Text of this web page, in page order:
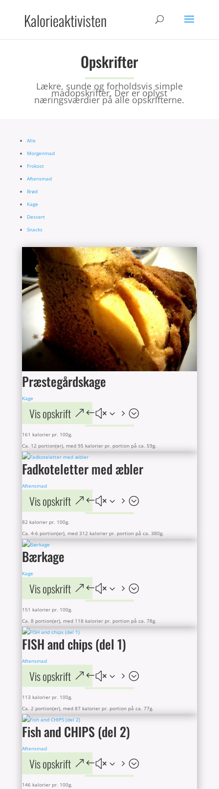
Kalorieaktivisten
Opskrifter
Lækre, sunde og forholdsvis simple
madopskrifter. Der er oplyst
næringsværdier på alle opskrifterne.
Alle
Morgenmad
Frokost
Aftensmad
Brød
Kage
Dessert
Snacks
Præstegårdskage
Kage
Vis opskrift
161 kalorier pr. 100g.
Ca. 12 portion(er), med 95 kalorier pr. portion på ca. 59g.
Fadkoteletter med æbler
Aftensmad
Vis opskrift
82 kalorier pr. 100g.
Ca. 4-6 portion(er), med 312 kalorier pr. portion på ca. 380g.
Bærkage
Kage
Vis opskrift
151 kalorier pr. 100g.
Ca. 8 portion(er), med 118 kalorier pr. portion på ca. 78g.
FISH and chips (del 1)
Aftensmad
Vis opskrift
113 kalorier pr. 100g.
Ca. 2 portion(er), med 87 kalorier pr. portion på ca. 77g.
Fish and CHIPS (del 2)
Aftensmad
Vis opskrift
146 kalorier pr. 100g.